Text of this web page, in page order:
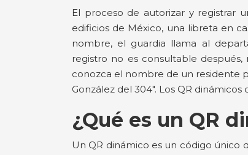
El proceso de autorizar y registrar
edificios de México, una libreta en
nombre, el guardia llama al
registro no es consultable
conozca el nombre de un residente
González del 304". Los QR dinámicos
¿Qué es un QR
Un QR dinámico es un código único